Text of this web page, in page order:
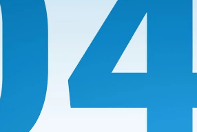
Отзывы
Вакансии